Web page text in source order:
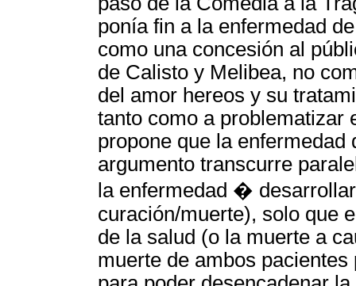
ponía fin a la enfermedad
como una concesión al
de Calisto y Melibea, no
del amor hereos y su
tanto como a problematizar
propone que la
argumento transcurre
la enfermedad �
curación/muerte), solo que
de la salud (o la muerte a
muerte de ambos